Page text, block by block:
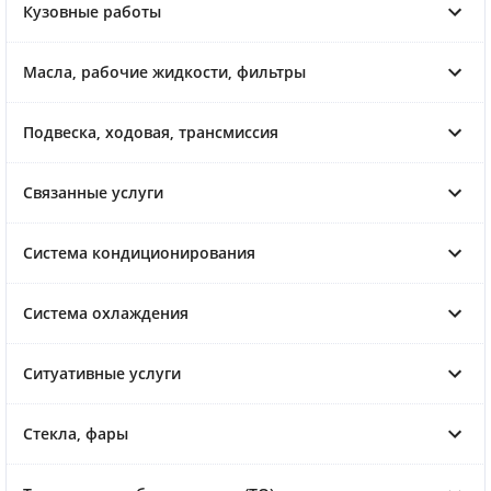
Кузовные работы
Масла, рабочие жидкости, фильтры
Подвеска, ходовая, трансмиссия
Связанные услуги
Система кондиционирования
Система охлаждения
Ситуативные услуги
Стекла, фары